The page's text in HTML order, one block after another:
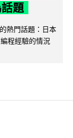
題
熱門話題：日本
程經驗的情況